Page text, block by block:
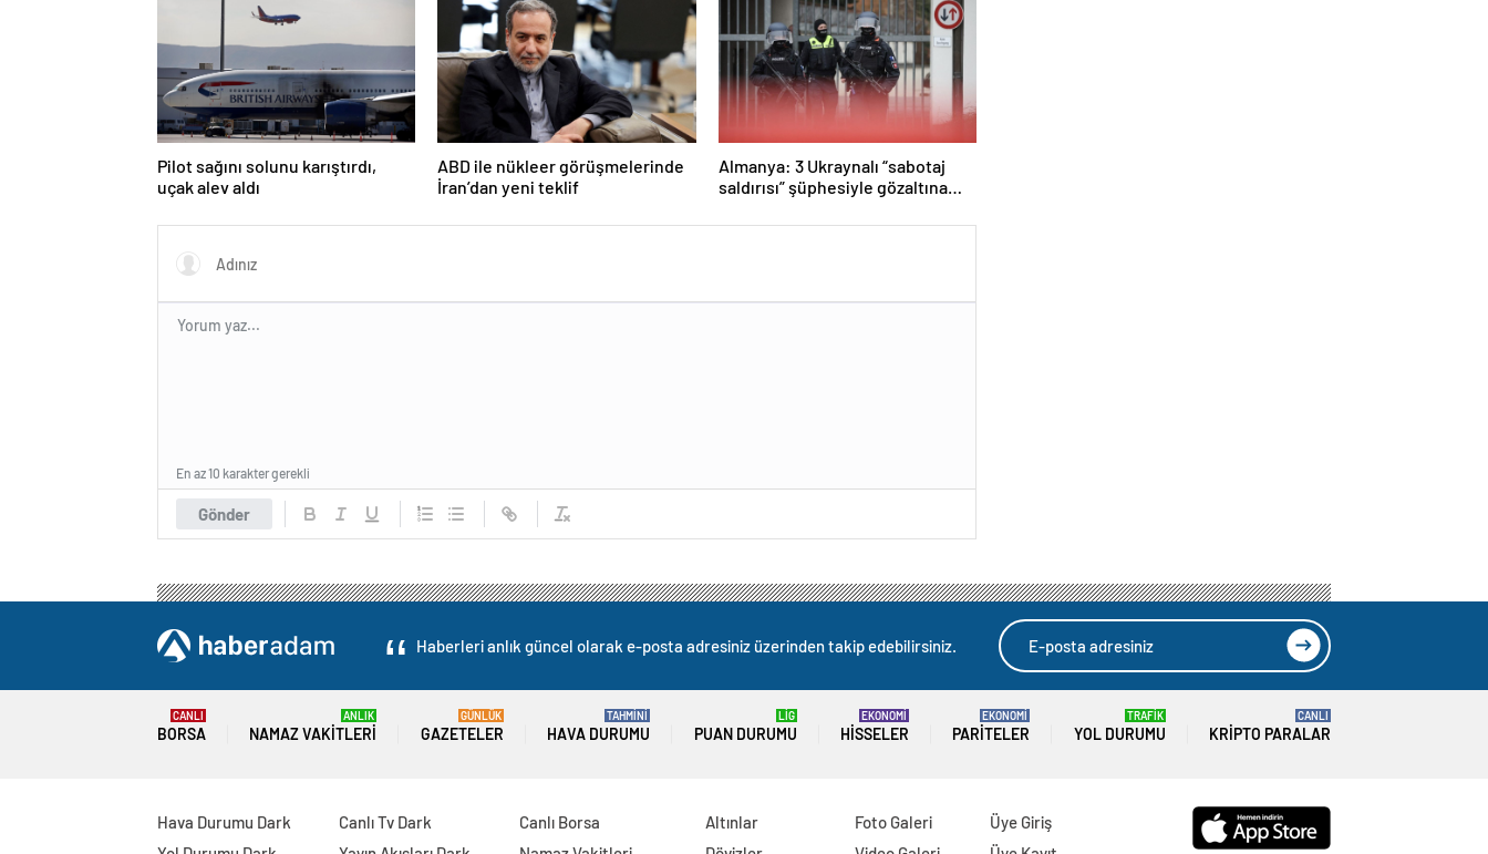
Pilot sağını solunu karıştırdı,
uçak alev aldı
ABD ile nükleer görüşmelerinde
İran’dan yeni teklif
Almanya: 3 Ukraynalı “sabotaj
saldırısı” şüphesiyle gözaltına
Gönder
En az 10 karakter gerekli
Haberleri anlık güncel olarak e-posta adresiniz üzerinden takip edebilirsiniz.
BORSA
CANLI
NAMAZ VAKITLERI
ANLIK
GAZETELER
GÜNLÜK
HAVA DURUMU
TAHMİNİ
PUAN DURUMU
LİG
HISSELER
EKONOMİ
PARITELER
EKONOMİ
YOL DURUMU
TRAFİK
KRIPTO PARALAR
CANLI
Hava Durumu Dark
Canlı Tv Dark
Canlı Borsa
Altınlar
Foto Galeri
Üye Giriş